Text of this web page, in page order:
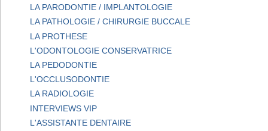
LA PARODONTIE / IMPLANTOLOGIE
LA PATHOLOGIE / CHIRURGIE BUCCALE
LA PROTHESE
L'ODONTOLOGIE CONSERVATRICE
LA PEDODONTIE
L'OCCLUSODONTIE
LA RADIOLOGIE
INTERVIEWS VIP
L'ASSISTANTE DENTAIRE